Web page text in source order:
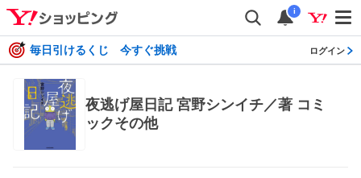
i
毎日引けるくじ 今すぐ挑戦 ログイン
夜逃げ屋日記 宮野シンイチ／著 コミ
ックその他